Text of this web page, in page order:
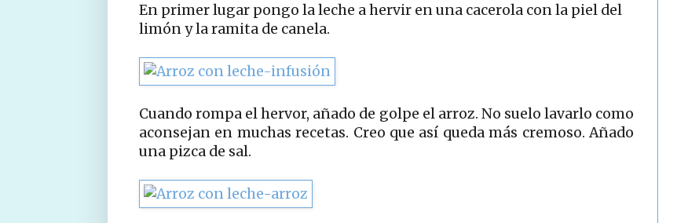
En primer lugar pongo la leche a hervir en una cacerola con la piel del
limón y la ramita de canela.
Cuando rompa el hervor, añado de golpe el arroz. No suelo lavarlo como
aconsejan en muchas recetas. Creo que así queda más cremoso. Añado
una pizca de sal.